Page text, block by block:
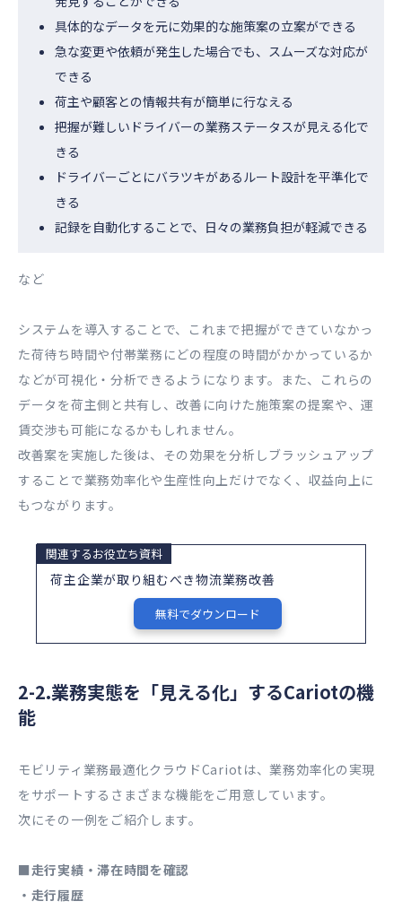
具体的なデータを元に効果的な施策案の立案ができる
急な変更や依頼が発生した場合でも、スムーズな対応が
できる
荷主や顧客との情報共有が簡単に行なえる
把握が難しいドライバーの業務ステータスが見える化で
きる
ドライバーごとにバラツキがあるルート設計を平準化で
きる
記録を自動化することで、日々の業務負担が軽減できる
など
システムを導入することで、これまで把握ができていなかっ
た荷待ち時間や付帯業務にどの程度の時間がかかっているか
などが可視化・分析できるようになります。また、これらの
データを荷主側と共有し、改善に向けた施策案の提案や、運
賃交渉も可能になるかもしれません。
改善案を実施した後は、その効果を分析しブラッシュアップ
することで業務効率化や生産性向上だけでなく、収益向上に
もつながります。
関連するお役立ち資料
荷主企業が取り組むべき物流業務改善
無料でダウンロード
2-2.業務実態を「見える化」するCariotの機
能
モビリティ業務最適化クラウドCariotは、業務効率化の実現
をサポートするさまざまな機能をご用意しています。
次にその一例をご紹介します。
■走行実績・滞在時間を確認
・走行履歴